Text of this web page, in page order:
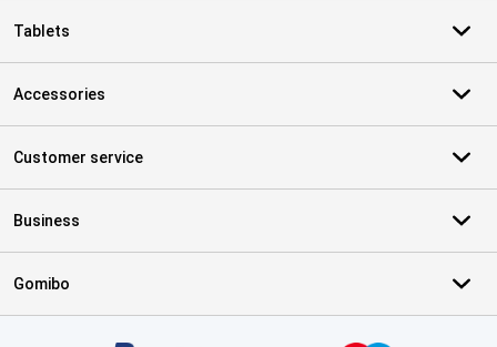
Tablets
Accessories
Customer service
Business
Gomibo